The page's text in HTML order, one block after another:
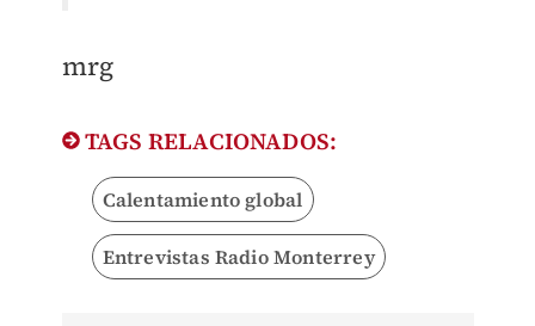
mrg
TAGS RELACIONADOS:
Calentamiento global
Entrevistas Radio Monterrey